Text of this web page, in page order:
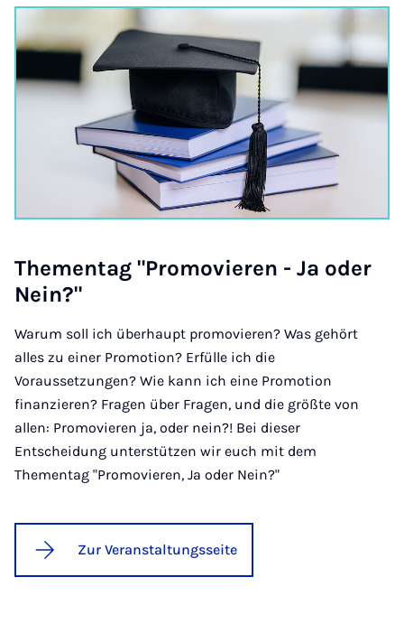
The­­men­­tag "Pro­­mo­vie­ren - Ja oder
Nein?"
Warum soll ich überhaupt promovieren? Was gehört
alles zu einer Promotion? Erfülle ich die
Voraussetzungen? Wie kann ich eine Promotion
finanzieren? Fragen über Fragen, und die größte von
allen: Promovieren ja, oder nein?! Bei dieser
Entscheidung unterstützen wir euch mit dem
Thementag "Promovieren, Ja oder Nein?"
Zur Veranstaltungsseite